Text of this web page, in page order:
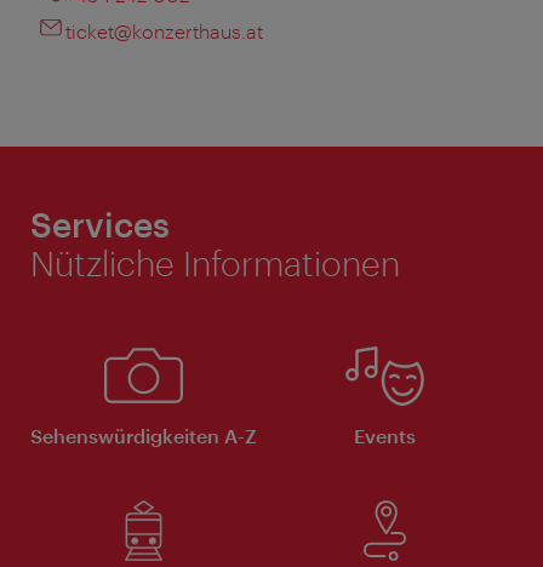
ticket@konzerthaus.at
Services
Nützliche Informationen
Sehenswürdigkeiten A-Z Events